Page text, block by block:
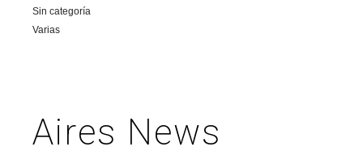
Sin categoría
Varias
Aires News